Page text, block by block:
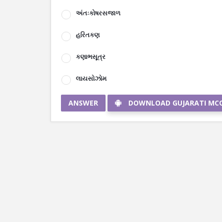
અંતઃકોષરસજાળ
હરિતકણ
કણાભસૂત્ર
લાયસોઝોમ
ANSWER DOWNLOAD GUJARATI